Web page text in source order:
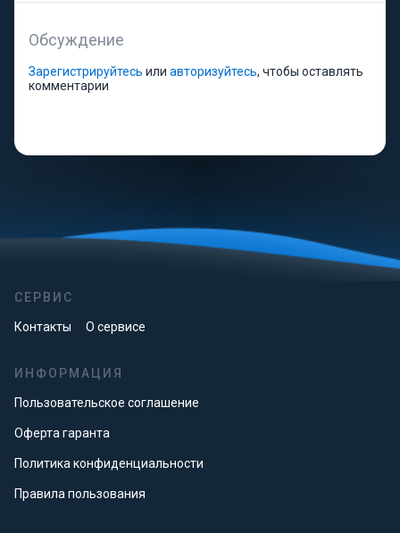
Обсуждение
Зарегистрируйтесь или авторизуйтесь, чтобы оставлять
комментарии
СЕРВИС
Контакты О сервисе
ИНФОРМАЦИЯ
Пользовательское соглашение
Оферта гаранта
Политика конфиденциальности
Правила пользования